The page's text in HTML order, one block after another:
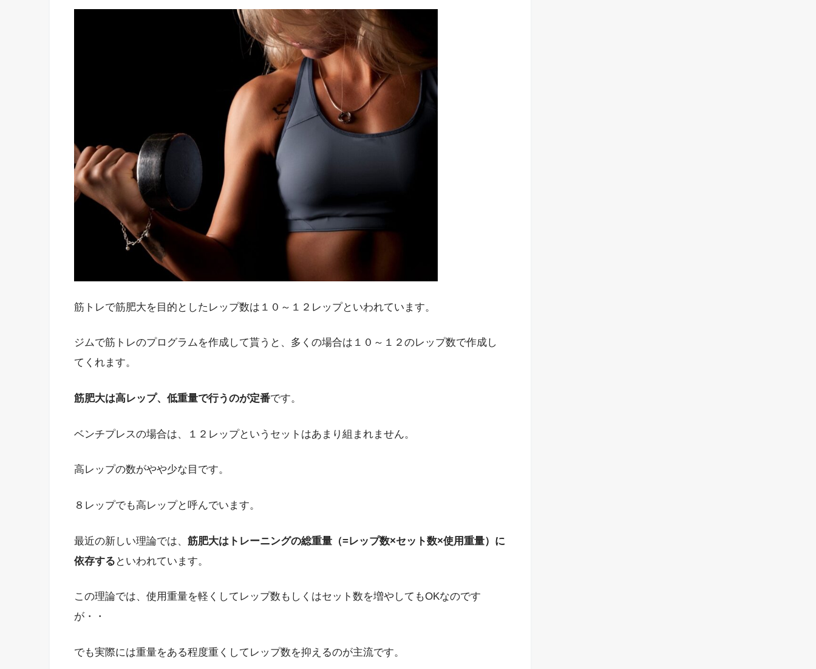
筋トレで筋肥大を目的としたレップ数は１０～１２レップといわれています。
ジムで筋トレのプログラムを作成して貰うと、多くの場合は１０～１２のレップ数で作成し
てくれます。
筋肥大は高レップ、低重量で行うのが定番です。
ベンチプレスの場合は、１２レップというセットはあまり組まれません。
高レップの数がやや少な目です。
８レップでも高レップと呼んでいます。
最近の新しい理論では、 筋肥大はトレーニングの総重量（=レップ数×セット数×使用重量）に
依存する といわれています。
この理論では、使用重量を軽くしてレップ数もしくはセット数を増やしてもOKなのです
が・・
でも実際には重量をある程度重くしてレップ数を抑えるのが主流です。